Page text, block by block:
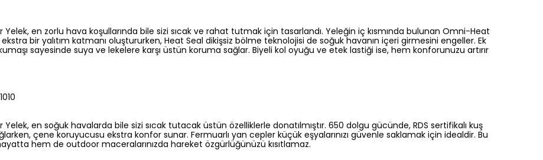
Yelek, en zorlu hava koşullarında bile sizi sıcak ve rahat tutmak için tasarlandı. Yeleğin iç kısmında bulunan Omni-Heat
ekstra bir yalıtım katmanı oluştururken, Heat Seal dikişsiz bölme teknolojisi de soğuk havanın içeri girmesini engeller. Ek
sayesinde suya ve lekelere karşı üstün koruma sağlar. Biyeli kol oyuğu ve etek lastiği ise, hem konforunuzu artırır
Yelek, en soğuk havalarda bile sizi sıcak tutacak üstün özelliklerle donatılmıştır. 650 dolgu gücünde, RDS sertifikalı kuş
çene koruyucusu ekstra konfor sunar. Fermuarlı yan cepler küçük eşyalarınızı güvenle saklamak için idealdir. Bu
hem de outdoor maceralarınızda hareket özgürlüğünüzü kısıtlamaz.